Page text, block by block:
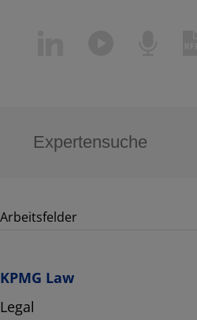
Arbeitsfelder
KPMG Law
Legal